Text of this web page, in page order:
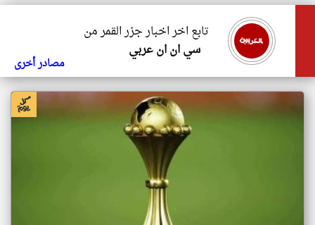
تابع اخر اخبار جزر القمر من
سي ان ان عربي
مصادر أخرى